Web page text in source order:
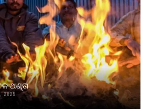
ଥଣ୍ତା
2025